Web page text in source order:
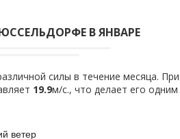
В ЯНВАРЕ
силы в течение месяца.
19.9м/с., что делает его
ветер